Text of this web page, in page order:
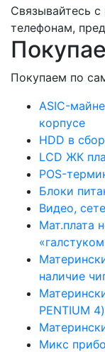
Связывайтесь
телефонам,
Покупаем по
ASIC-
корпусе
HDD в
LCD ЖК
POS-
Блоки
Видео,
Мат.плата
наличие
PENTIUM 4)
Микс